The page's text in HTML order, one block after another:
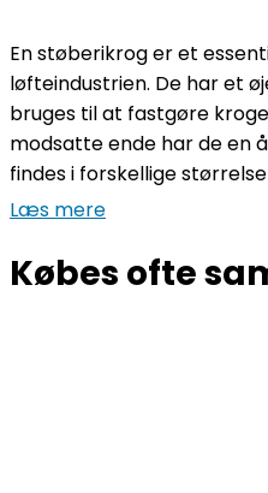
En støberikrog er et
løfteindustrien. De har et
bruges til at fastgøre
modsatte ende har de en
findes i forskellige
Læs mere
Købes ofte